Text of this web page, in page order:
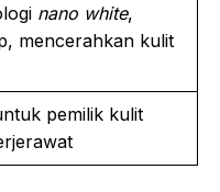
nano white,
mencerahkan kulit
pemilik kulit